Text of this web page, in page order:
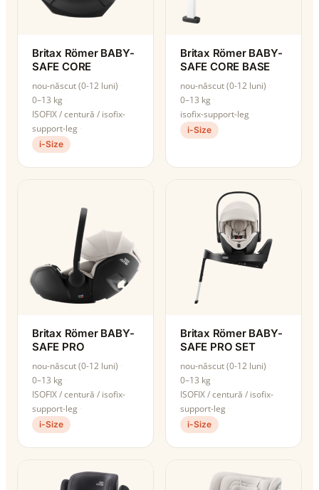
Britax Römer BABY-
SAFE CORE
nou-născut (0-12 luni)
0–13 kg
ISOFIX / centură / isofix-
support-leg
i-Size
Britax Römer BABY-
SAFE CORE BASE
nou-născut (0-12 luni)
0–13 kg
isofix-support-leg
i-Size
Britax Römer BABY-
SAFE PRO
nou-născut (0-12 luni)
0–13 kg
ISOFIX / centură / isofix-
support-leg
i-Size
Britax Römer BABY-
SAFE PRO SET
nou-născut (0-12 luni)
0–13 kg
ISOFIX / centură / isofix-
support-leg
i-Size